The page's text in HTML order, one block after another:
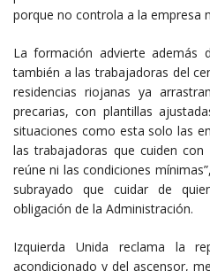
porque no controla a la empresa
La formación advierte además
también a las trabajadoras del
residencias riojanas ya
precarias, con plantillas
situaciones como esta solo las
las trabajadoras que cuiden
reúne ni las condiciones
subrayado que cuidar de
obligación de la Administración.
Izquierda Unida reclama la
acondicionado y del ascensor,